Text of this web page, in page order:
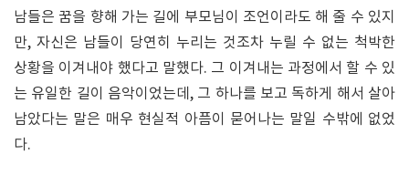
남들은 꿈을 향해 가는 길에 부모님이 조언이라도 해 줄 수 있지
만, 자신은 남들이 당연히 누리는 것조차 누릴 수 없는 척박한
상황을 이겨내야 했다고 말했다. 그 이겨내는 과정에서 할 수 있
는 유일한 길이 음악이었는데, 그 하나를 보고 독하게 해서 살아
남았다는 말은 매우 현실적 아픔이 묻어나는 말일 수밖에 없었
다.